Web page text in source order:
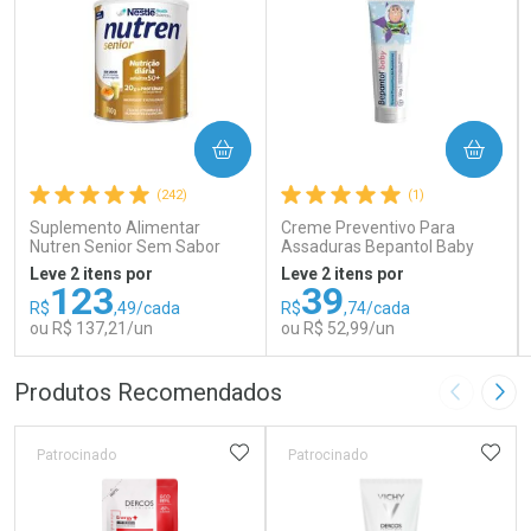
(242)
Suplemento Alimentar
Nutren Senior Sem Sabor
740g
Leve 2 itens por
R$123,49/cada
ou R$ 137,21/un
COMPRAR
FECHAR
FECHAR
Por Menos
(1)
Creme Preventivo Para
Assaduras Bepantol Baby
Toy Story Personagens
Sortidos 120g
Leve 2 itens por
R$39,74/cada
ou R$ 52,99/un
COMPRAR
Por Menos
Produtos Recomendados Imagem
Patrocinado ADICIONAR AOS FAVORITOS
Patrocinado